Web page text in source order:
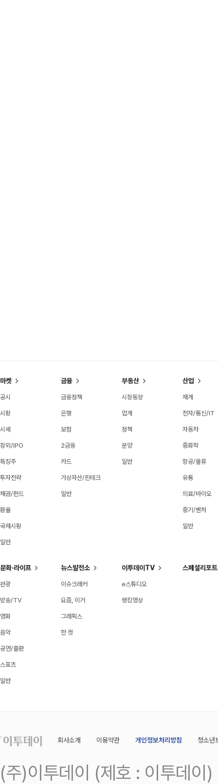
마켓
공시
시황
시세
장외/IPO
특징주
투자전략
채권/펀드
환율
국제시황
일반
금융
금융정책
은행
보험
2금융
카드
가상자산/핀테크
일반
부동산
시장동향
업계
정책
분양
일반
산업
재계
전자/통신/IT
자동차
중화학
항공/물류
유통
의료/바이오
중기/벤처
일반
문화·라이프
관광
방송/TV
영화
음악
공연/출판
스포츠
일반
뉴스발전소
이슈크래커
요즘, 이거
그래픽스
한 컷
이투데이TV
e스튜디오
랭킹영상
스페셜리포트
회사소개 이용약관 개인정보처리방침 청소년
(주)이투데이 (제호 : 이투데